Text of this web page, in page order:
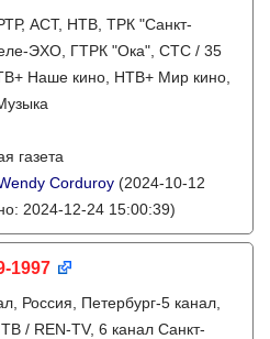
АСТ, НТВ, ТРК "Санкт-
ЭХО, ГТРК "Ока", СТС / 35
Наше кино, НТВ+ Мир кино,
газета
Corduroy (2024-10-12
2024-12-24 15:00:39)
1997
Россия, Петербург-5 канал,
/ REN-TV, 6 канал Санкт-